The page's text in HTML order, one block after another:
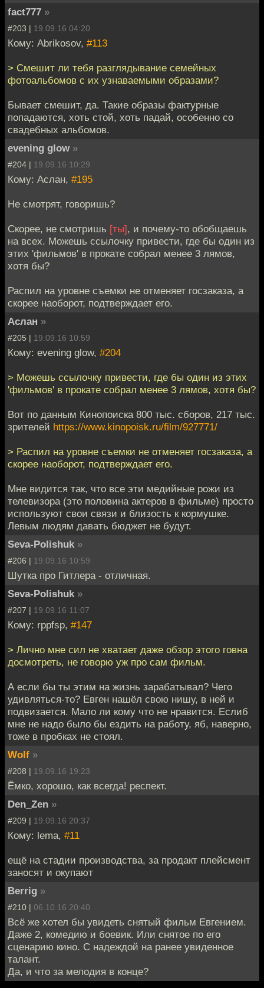
fact777 »
#203 | 19.09.16 04:20
Кому: Abrikosov, #113
> Смешит ли тебя разглядывание семейных
фотоальбомов с их узнаваемыми образами?
Бывает смешит, да. Такие образы фактурные
попадаются, хоть стой, хоть падай, особенно со
свадебных альбомов.
evening glow »
#204 | 19.09.16 10:29
Кому: Аслан, #195
Не смотрят, говоришь?
Скорее, не смотришь [ты], и почему-то обобщаешь
на всех. Можешь ссылочку привести, где бы один из
этих 'фильмов' в прокате собрал менее 3 лямов,
хотя бы?
Распил на уровне съемки не отменяет госзаказа, а
скорее наоборот, подтверждает его.
Аслан »
#205 | 19.09.16 10:59
Кому: evening glow, #204
> Можешь ссылочку привести, где бы один из этих
'фильмов' в прокате собрал менее 3 лямов, хотя бы?
Вот по данным Кинопоиска 800 тыс. сборов, 217 тыс.
зрителей https://www.kinopoisk.ru/film/927771/
> Распил на уровне съемки не отменяет госзаказа, а
скорее наоборот, подтверждает его.
Мне видится так, что все эти медийные рожи из
телевизора (это половина актеров в фильме) просто
используют свои связи и близость к кормушке.
Левым людям давать бюджет не будут.
Seva-Polishuk »
#206 | 19.09.16 10:59
Шутка про Гитлера - отличная.
Seva-Polishuk »
#207 | 19.09.16 11:07
Кому: rppfsp, #147
> Лично мне сил не хватает даже обзор этого говна
досмотреть, не говорю уж про сам фильм.
А если бы ты этим на жизнь зарабатывал? Чего
удивляться-то? Евген нашёл свою нишу, в ней и
подвизается. Мало ли кому что не нравится. Еслиб
мне не надо было бы ездить на работу, яб, наверно,
тоже в пробках не стоял.
Wolf »
#208 | 19.09.16 19:23
Ёмко, хорошо, как всегда! респект.
Den_Zen »
#209 | 19.09.16 20:37
Кому: lema, #11
ещё на стадии производства, за продакт плейсмент
заносят и окупают
Berrig »
#210 | 06.10.16 20:40
Всё же хотел бы увидеть снятый фильм Евгением.
Даже 2, комедию и боевик. Или снятое по его
сценарию кино. С надеждой на ранее увиденное
талант.
Да, и что за мелодия в конце?